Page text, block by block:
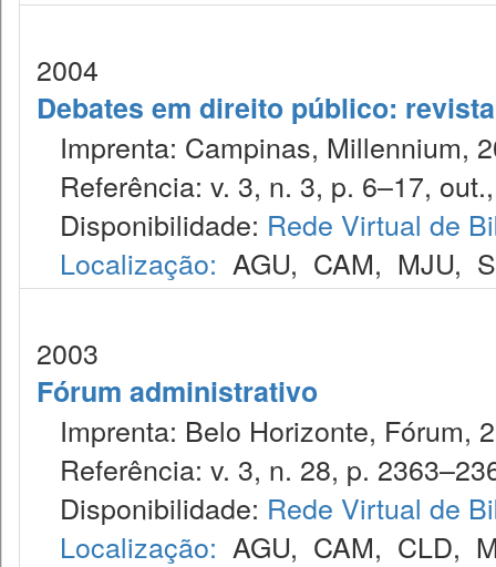
2004
Debates em direito público:
Imprenta: Campinas, Millennium,
Referência: v. 3, n. 3, p. 6–17,
Disponibilidade: Rede Virtual de
Localização: AGU, CAM, MJU,
2003
Fórum administrativo
Imprenta: Belo Horizonte, Fórum,
Referência: v. 3, n. 28, p.
Disponibilidade: Rede Virtual de
Localização: AGU, CAM, CLD,